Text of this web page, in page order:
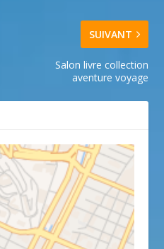
SUIVANT
Salon livre collection
aventure voyage